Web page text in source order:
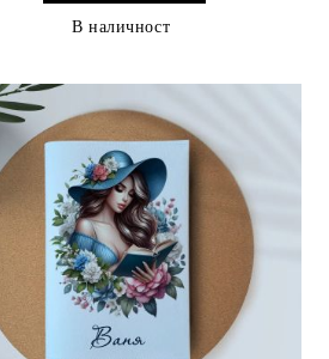
В наличност